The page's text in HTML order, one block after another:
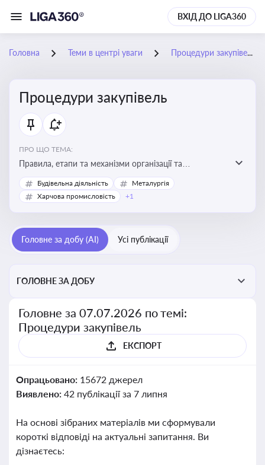
ВХІД ДО LIGA360
Головна Теми в центрі уваги Процедури закупівель
Процедури закупівель
ПРО ЩО ТЕМА:
Правила, етапи та механізми організації та
проведення закупівель товарів, робіт та послуг за
державні чи публічні кошти
Будівельна діяльність
Металургія
Харчова промисловість
+1
Головне за добу (AI) Усі публікації
ГОЛОВНЕ ЗА ДОБУ
Головне за 07.07.2026 по темі:
Процедури закупівель
ЕКСПОРТ
Опрацьовано: 15672 джерел
Виявлено: 42 публікації за 7 липня
На основі зібраних матеріалів ми сформували
короткі відповіді на актуальні запитання. Ви
дізнаєтесь: